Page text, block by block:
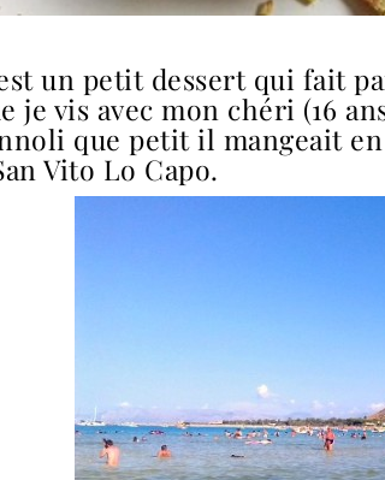
un petit dessert qui fait
je vis avec mon chéri (16
que petit il mangeait
Vito Lo Capo.